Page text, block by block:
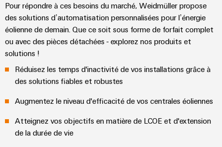
Pour répondre à ces besoins du marché, Weidmüller propose
des solutions d’automatisation personnalisées pour l’énergie
éolienne de demain. Que ce soit sous forme de forfait complet
ou avec des pièces détachées - explorez nos produits et
solutions !
Réduisez les temps d'inactivité de vos installations grâce à
des solutions fiables et robustes
Augmentez le niveau d'efficacité de vos centrales éoliennes
Atteignez vos objectifs en matière de LCOE et d'extension
de la durée de vie